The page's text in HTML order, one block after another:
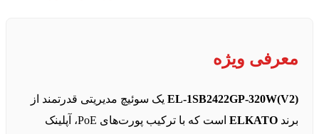
معرفی ویژه
EL‑1SB2422GP‑320W(V2) یک سوئیچ مدیریتی قدرتمند از
برند ELKATO
است که با ترکیب پورت‌های PoE، آپلینک